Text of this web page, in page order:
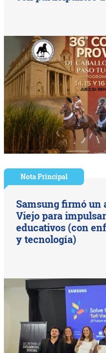
Nota Principal
Samsung firmó un
Viejo para
educativos (con
y tecnología)